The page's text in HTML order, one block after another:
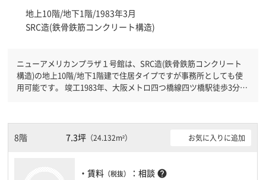
地上10階/地下1階/1983年3月
SRC造(鉄骨鉄筋コンクリート構造)
ニューアメリカンプラザ１号館は、SRC造(鉄骨鉄筋コンクリート
構造)の地上10階/地下1階建で住居タイプですが事務所としても使
用可能です。 竣工1983年、大阪メトロ四つ橋線四ツ橋駅徒歩3分で
す。土日・祝日も利用可能になりますので自由に出入りが出来ま
す。
8階 7.3坪 （24.132m²） お気に入りに追加
・賃料 （税抜） ：相談 help